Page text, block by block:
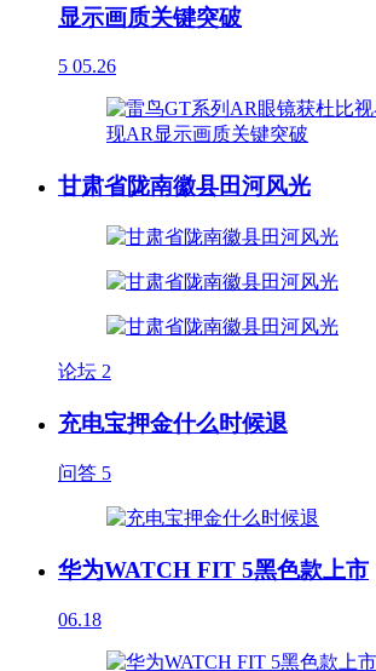
显示画质关键突破
5 05.26
甘肃省陇南徽县田河风光
论坛 2
充电宝押金什么时候退
问答 5
华为WATCH FIT 5黑色款上市
06.18